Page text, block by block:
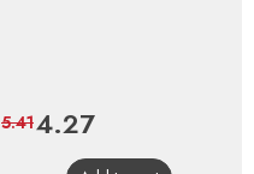
Price
4.27Regular
price
5.41